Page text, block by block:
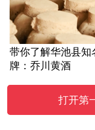
带你了解华池县知
牌：乔川黄酒
打开第